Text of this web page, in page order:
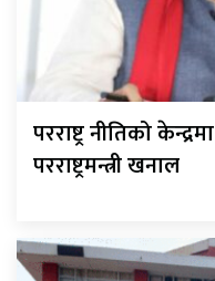
परराष्ट्र नीतिको
परराष्ट्रमन्त्री खनाल